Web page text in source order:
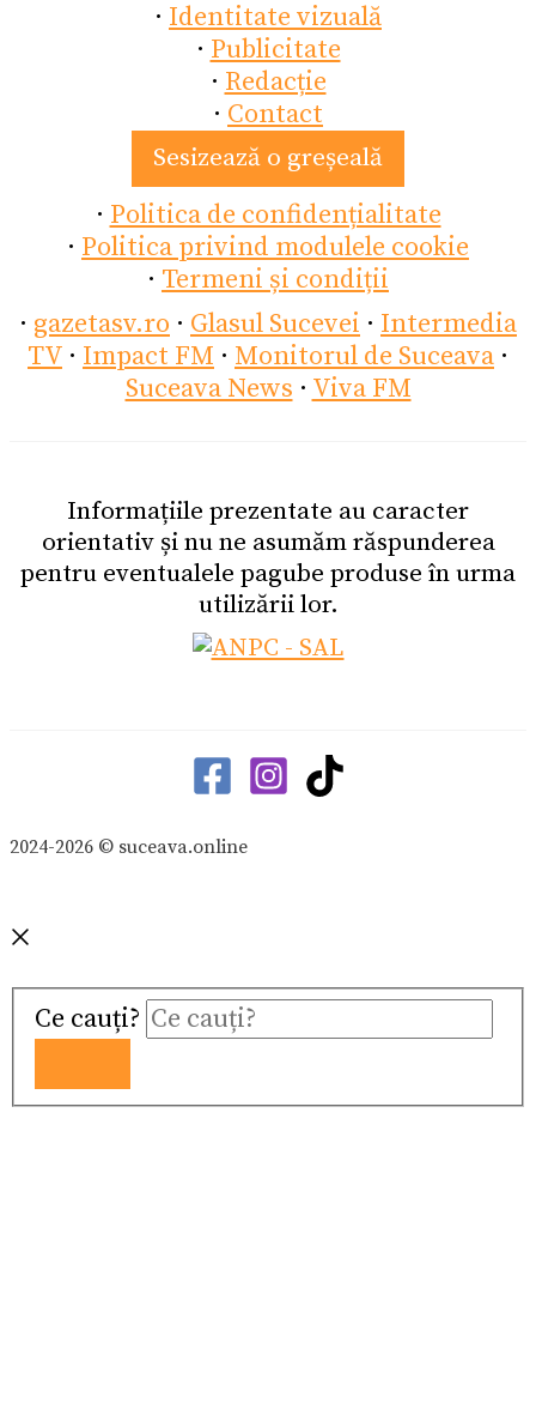
· Identitate vizuală
· Publicitate
· Redacție
· Contact
Sesizează o greșeală
· Politica de confidențialitate
· Politica privind modulele cookie
· Termeni și condiții
· gazetasv.ro · Glasul Sucevei · Intermedia
TV · Impact FM · Monitorul de Suceava ·
Suceava News · Viva FM
Informațiile prezentate au caracter
orientativ și nu ne asumăm răspunderea
pentru eventualele pagube produse în urma
utilizării lor.
2024-2026 © suceava.online
Ce cauți?